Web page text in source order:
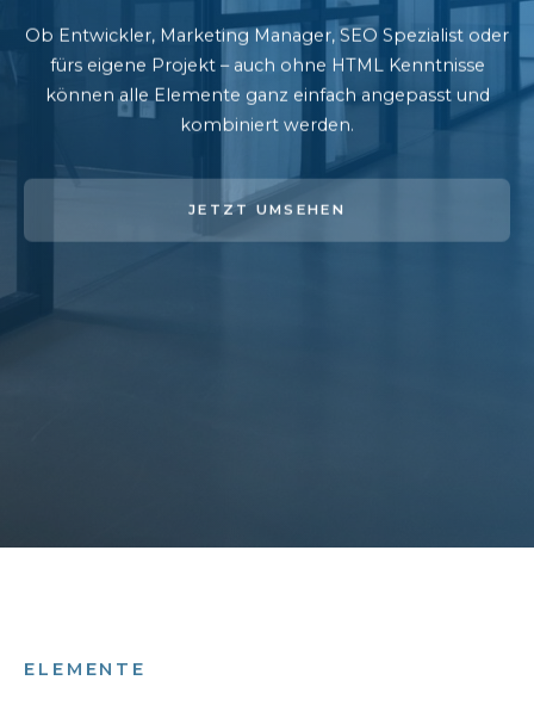
Ob Entwickler, Marketing Manager, SEO Spezialist oder
fürs eigene Projekt – auch ohne HTML Kenntnisse
können alle Elemente ganz einfach angepasst und
kombiniert werden.
JETZT UMSEHEN
ELEMENTE